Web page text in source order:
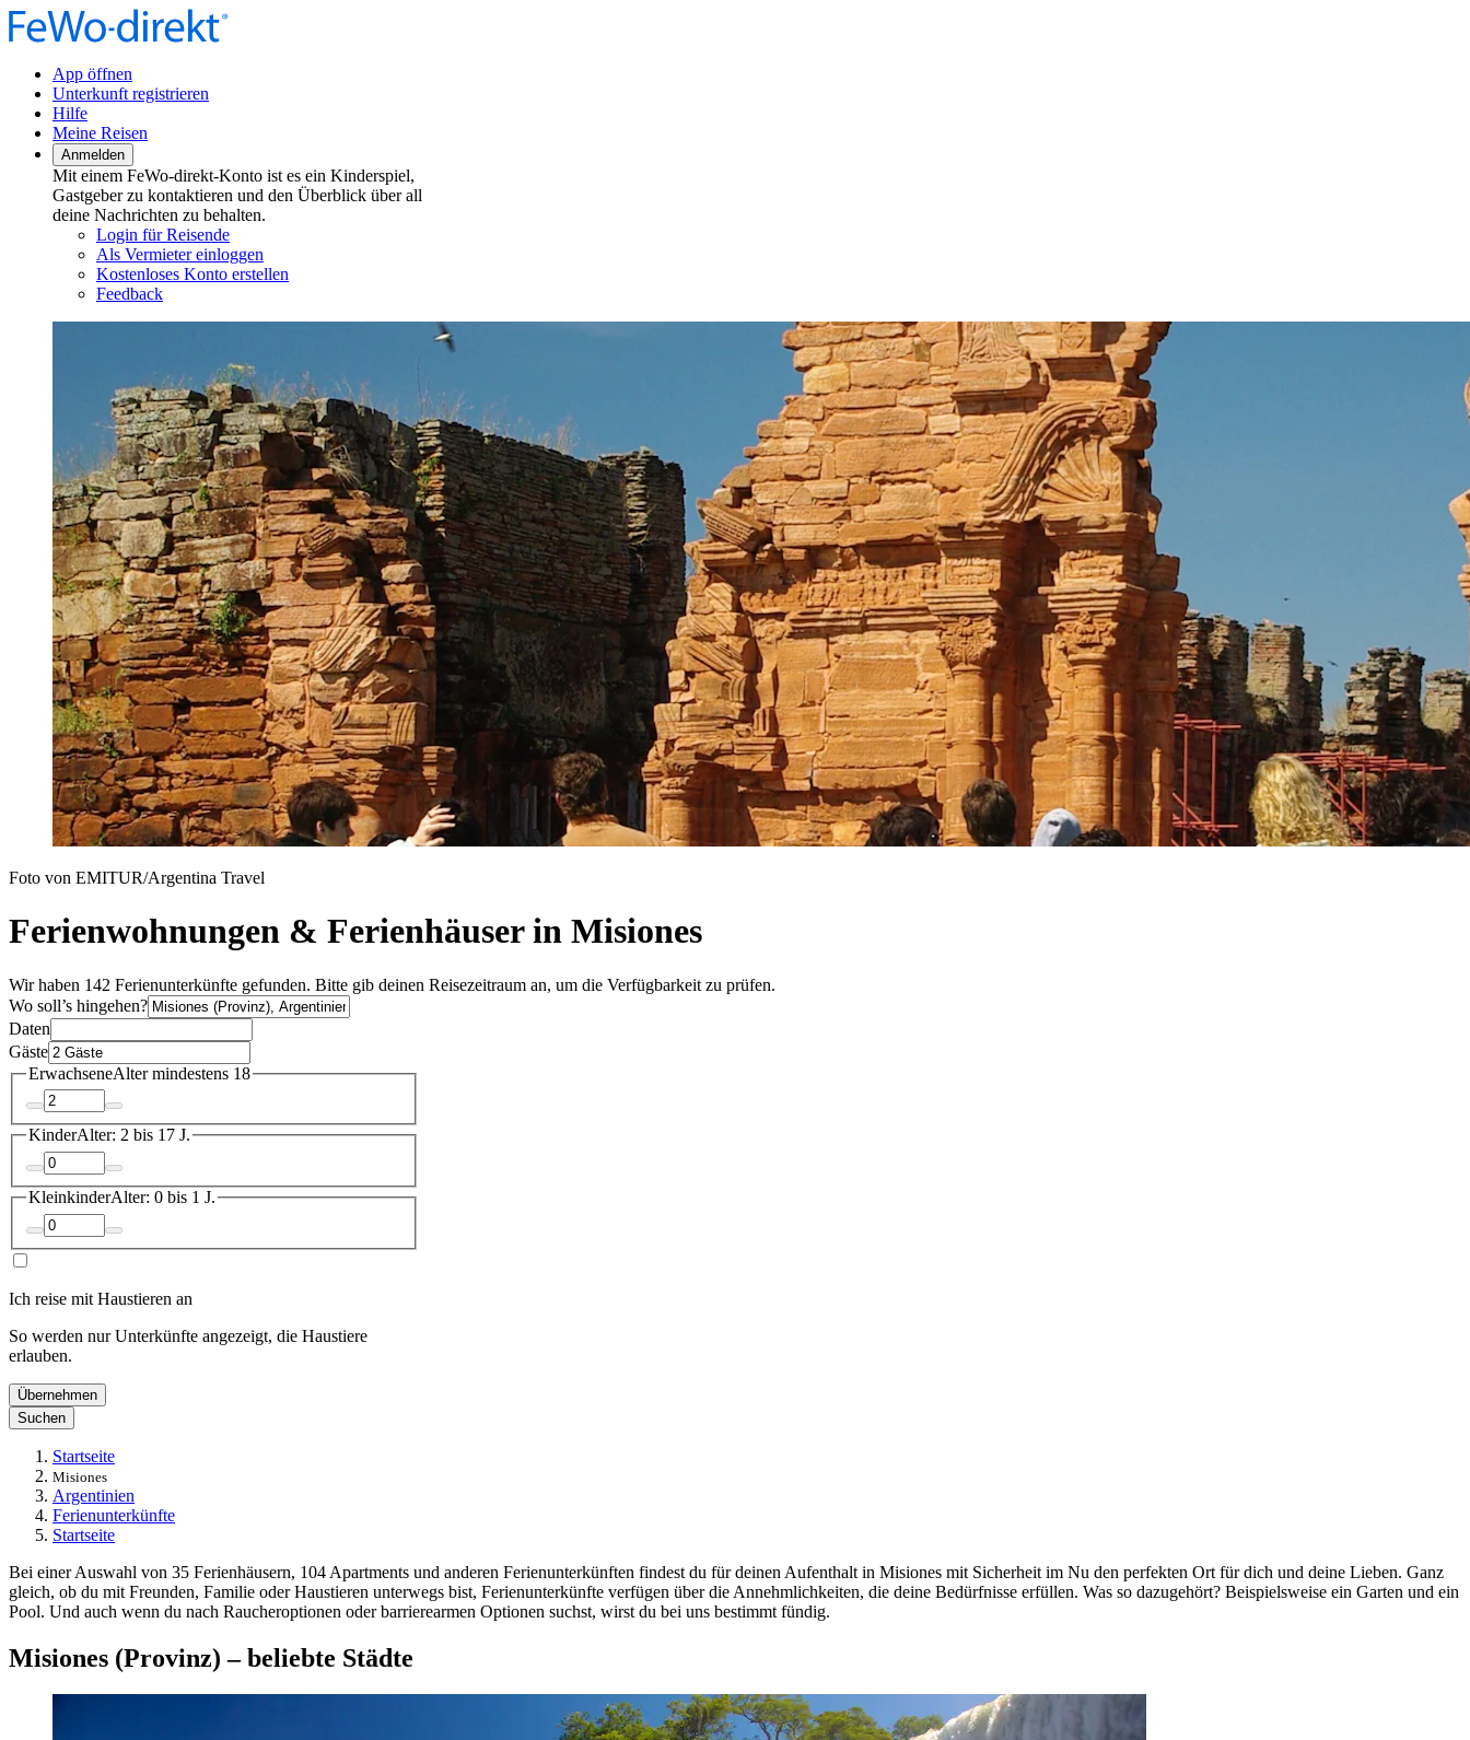
App öffnen
Unterkunft registrieren
Hilfe
Meine Reisen
Anmelden
Mit einem FeWo-direkt-Konto ist es ein Kinderspiel,
Gastgeber zu kontaktieren und den Überblick über all
deine Nachrichten zu behalten.
Login für Reisende
Als Vermieter einloggen
Kostenloses Konto erstellen
Feedback
Foto von EMITUR/Argentina Travel
Ferienwohnungen & Ferienhäuser in Misiones
Wir haben 142 Ferienunterkünfte gefunden. Bitte gib deinen Reisezeitraum an, um die Verfügbarkeit zu prüfen.
Wo soll’s hingehen?
Daten
Gäste
ErwachseneAlter mindestens 18
KinderAlter: 2 bis 17 J.
KleinkinderAlter: 0 bis 1 J.
Ich reise mit Haustieren an
So werden nur Unterkünfte angezeigt, die Haustiere
erlauben.
Übernehmen
Suchen
Startseite
Misiones
Argentinien
Ferienunterkünfte
Startseite
Bei einer Auswahl von 35 Ferienhäusern, 104 Apartments und anderen Ferienunterkünften findest du für deinen Aufenthalt in Misiones mit Sicherheit im Nu den perfekten Ort für dich und deine Lieben. Ganz
gleich, ob du mit Freunden, Familie oder Haustieren unterwegs bist, Ferienunterkünfte verfügen über die Annehmlichkeiten, die deine Bedürfnisse erfüllen. Was so dazugehört? Beispielsweise ein Garten und ein
Pool. Und auch wenn du nach Raucheroptionen oder barrierearmen Optionen suchst, wirst du bei uns bestimmt fündig.
Misiones (Provinz) – beliebte Städte